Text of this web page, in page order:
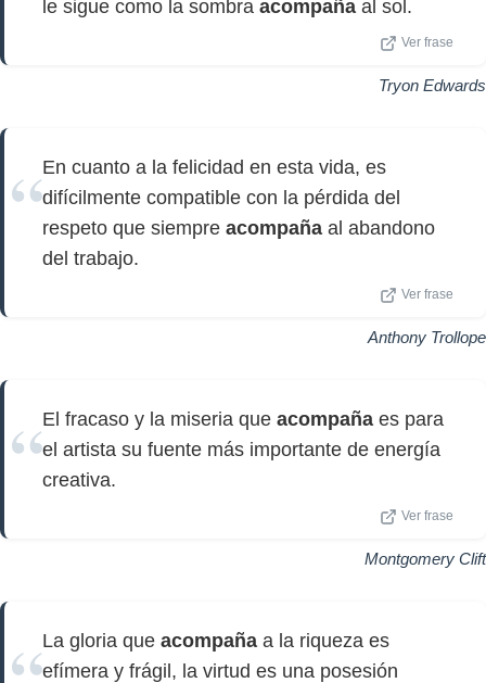
le sigue como la sombra acompaña al sol.
Ver frase
Tryon Edwards
En cuanto a la felicidad en esta vida, es
difícilmente compatible con la pérdida del
respeto que siempre acompaña al abandono
del trabajo.
Ver frase
Anthony Trollope
El fracaso y la miseria que acompaña es para
el artista su fuente más importante de energía
creativa.
Ver frase
Montgomery Clift
La gloria que acompaña a la riqueza es
efímera y frágil, la virtud es una posesión